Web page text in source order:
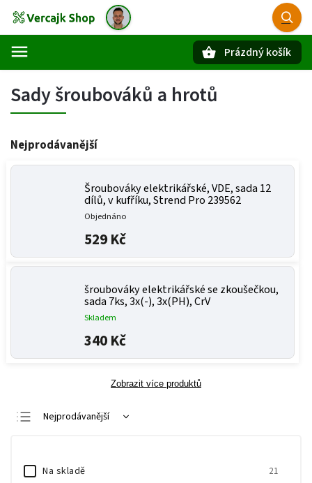
Prázdný košík
Sady šroubováků a hrotů
Nejprodávanější
Šroubováky elektrikářské, VDE, sada 12
dílů, v kufříku, Strend Pro 239562
Objednáno
529 Kč
šroubováky elektrikářské se zkoušečkou,
sada 7ks, 3x(-), 3x(PH), CrV
Skladem
340 Kč
Zobrazit více produktů
Nejprodávanější
Na skladě 21